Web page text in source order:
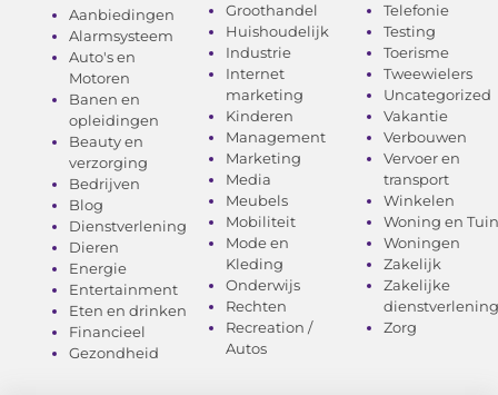
Aanbiedingen
Alarmsysteem
Auto's en
Motoren
Banen en
opleidingen
Beauty en
verzorging
Bedrijven
Blog
Dienstverlening
Dieren
Energie
Entertainment
Eten en drinken
Financieel
Gezondheid
Groothandel
Huishoudelijk
Industrie
Internet
marketing
Kinderen
Management
Marketing
Media
Meubels
Mobiliteit
Mode en
Kleding
Onderwijs
Rechten
Recreation /
Autos
Telefonie
Testing
Toerisme
Tweewielers
Uncategorized
Vakantie
Verbouwen
Vervoer en
transport
Winkelen
Woning en Tuin
Woningen
Zakelijk
Zakelijke
dienstverlening
Zorg